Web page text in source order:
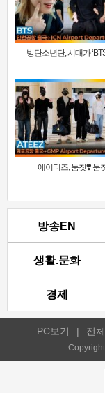
방탄소년단, 시대가
에이티즈, 둠칫❣️ 둠
방송EN
생활.문화
경제
PC보기 | 전